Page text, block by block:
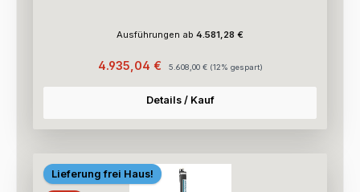
Ausführungen ab 4.581,28 €
Verkaufspreis:
4.935,04 € 5.608,00 € (12% gespart)
Details / Kauf
Lieferung frei Haus!